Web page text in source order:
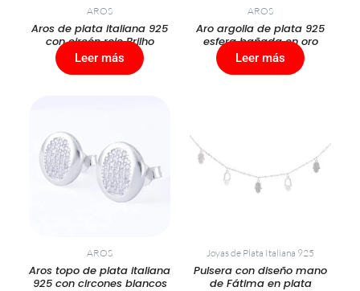
AROS
Aros de plata italiana 925
con circón rojo Brilho
Leer más
AROS
Aro argolla de plata 925
esfera bañada en oro
Leer más
AROS
Aros topo de plata italiana
925 con circones blancos
Joyas de Plata Italiana 925
Pulsera con diseño mano
de Fátima en plata